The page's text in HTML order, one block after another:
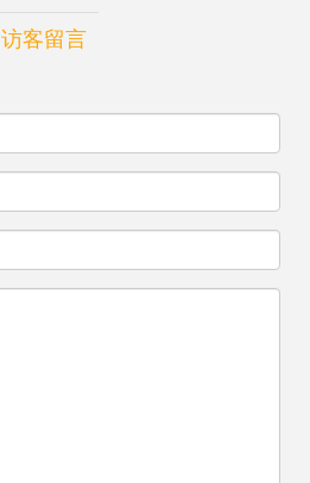
访客留言